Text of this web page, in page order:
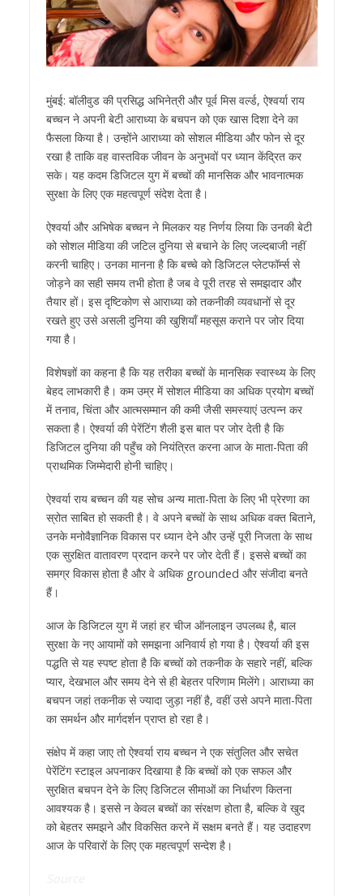
मुंबई: बॉलीवुड की प्रसिद्ध अभिनेत्री और पूर्व मिस वर्ल्ड, ऐश्वर्या राय
बच्चन ने अपनी बेटी आराध्या के बचपन को एक खास दिशा देने का
फैसला किया है। उन्होंने आराध्या को सोशल मीडिया और फोन से दूर
रखा है ताकि वह वास्तविक जीवन के अनुभवों पर ध्यान केंद्रित कर
सके। यह कदम डिजिटल युग में बच्चों की मानसिक और भावनात्मक
सुरक्षा के लिए एक महत्वपूर्ण संदेश देता है।
ऐश्वर्या और अभिषेक बच्चन ने मिलकर यह निर्णय लिया कि उनकी बेटी
को सोशल मीडिया की जटिल दुनिया से बचाने के लिए जल्दबाजी नहीं
करनी चाहिए। उनका मानना है कि बच्चे को डिजिटल प्लेटफॉर्म्स से
जोड़ने का सही समय तभी होता है जब वे पूरी तरह से समझदार और
तैयार हों। इस दृष्टिकोण से आराध्या को तकनीकी व्यवधानों से दूर
रखते हुए उसे असली दुनिया की खुशियाँ महसूस कराने पर जोर दिया
गया है।
विशेषज्ञों का कहना है कि यह तरीका बच्चों के मानसिक स्वास्थ्य के लिए
बेहद लाभकारी है। कम उम्र में सोशल मीडिया का अधिक प्रयोग बच्चों
में तनाव, चिंता और आत्मसम्मान की कमी जैसी समस्याएं उत्पन्न कर
सकता है। ऐश्वर्या की पेरेंटिंग शैली इस बात पर जोर देती है कि
डिजिटल दुनिया की पहुँच को नियंत्रित करना आज के माता-पिता की
प्राथमिक जिम्मेदारी होनी चाहिए।
ऐश्वर्या राय बच्चन की यह सोच अन्य माता-पिता के लिए भी प्रेरणा का
स्रोत साबित हो सकती है। वे अपने बच्चों के साथ अधिक वक्त बिताने,
उनके मनोवैज्ञानिक विकास पर ध्यान देने और उन्हें पूरी निजता के साथ
एक सुरक्षित वातावरण प्रदान करने पर जोर देती हैं। इससे बच्चों का
समग्र विकास होता है और वे अधिक grounded और संजीदा बनते
हैं।
आज के डिजिटल युग में जहां हर चीज ऑनलाइन उपलब्ध है, बाल
सुरक्षा के नए आयामों को समझना अनिवार्य हो गया है। ऐश्वर्या की इस
पद्धति से यह स्पष्ट होता है कि बच्चों को तकनीक के सहारे नहीं, बल्कि
प्यार, देखभाल और समय देने से ही बेहतर परिणाम मिलेंगे। आराध्या का
बचपन जहां तकनीक से ज्यादा जुड़ा नहीं है, वहीं उसे अपने माता-पिता
का समर्थन और मार्गदर्शन प्राप्त हो रहा है।
संक्षेप में कहा जाए तो ऐश्वर्या राय बच्चन ने एक संतुलित और सचेत
पेरेंटिंग स्टाइल अपनाकर दिखाया है कि बच्चों को एक सफल और
सुरक्षित बचपन देने के लिए डिजिटल सीमाओं का निर्धारण कितना
आवश्यक है। इससे न केवल बच्चों का संरक्षण होता है, बल्कि वे खुद
को बेहतर समझने और विकसित करने में सक्षम बनते हैं। यह उदाहरण
आज के परिवारों के लिए एक महत्वपूर्ण सन्देश है।